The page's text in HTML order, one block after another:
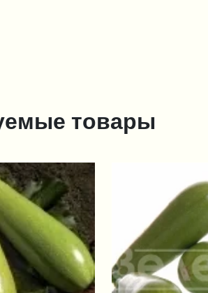
товары